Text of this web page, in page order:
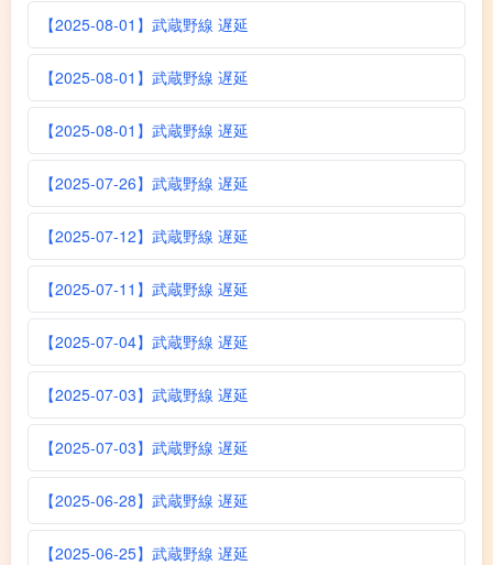
【2025-08-01】武蔵野線 遅延
【2025-08-01】武蔵野線 遅延
【2025-08-01】武蔵野線 遅延
【2025-07-26】武蔵野線 遅延
【2025-07-12】武蔵野線 遅延
【2025-07-11】武蔵野線 遅延
【2025-07-04】武蔵野線 遅延
【2025-07-03】武蔵野線 遅延
【2025-07-03】武蔵野線 遅延
【2025-06-28】武蔵野線 遅延
【2025-06-25】武蔵野線 遅延